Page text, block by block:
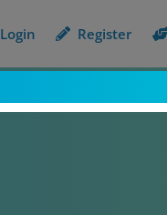
Login Register